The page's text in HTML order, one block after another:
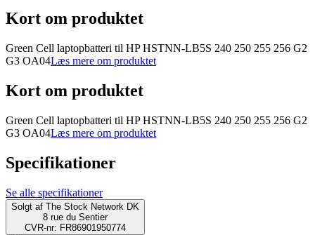
Kort om produktet
Green Cell laptopbatteri til HP HSTNN-LB5S 240 250 255 256 G2
G3 OA04Læs mere om produktet
Kort om produktet
Green Cell laptopbatteri til HP HSTNN-LB5S 240 250 255 256 G2
G3 OA04Læs mere om produktet
Specifikationer
Se alle specifikationer
Solgt af The Stock Network DK
8 rue du Sentier
CVR-nr: FR86901950774